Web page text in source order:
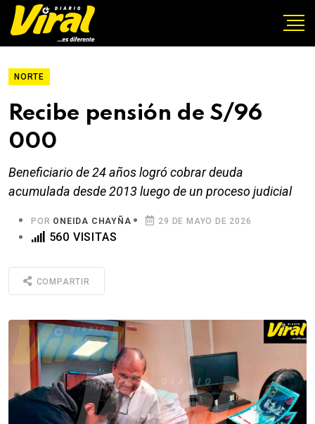
NORTE
Recibe pensión de S/96
000
Beneficiario de 24 años logró cobrar deuda
acumulada desde 2013 luego de un proceso judicial
POR ONEIDA CHAYÑA 29 DE MAYO DE 2026
560 VISITAS
COMPARTIR